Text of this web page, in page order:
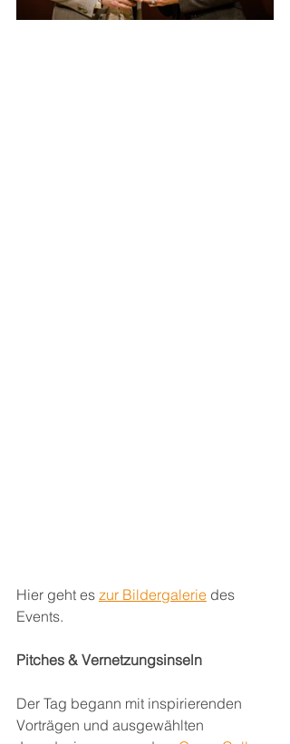
Hier geht es zur Bildergalerie des
Events.
Pitches & Vernetzungsinseln
Der Tag begann mit inspirierenden
Vorträgen und ausgewählten